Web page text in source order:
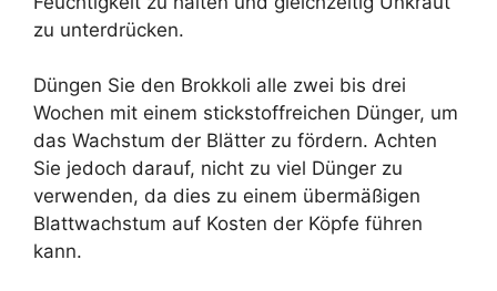
zu unterdrücken.
Düngen Sie den Brokkoli alle zwei bis drei
Wochen mit einem stickstoffreichen Dünger, um
das Wachstum der Blätter zu fördern. Achten
Sie jedoch darauf, nicht zu viel Dünger zu
verwenden, da dies zu einem übermäßigen
Blattwachstum auf Kosten der Köpfe führen
kann.